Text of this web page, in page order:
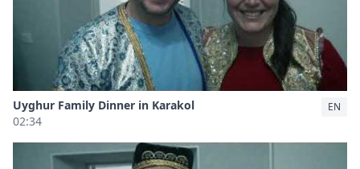
Uyghur Family Dinner in Karakol
02:34
EN